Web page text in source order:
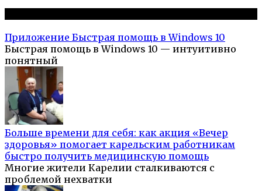
Приложение Быстрая помощь в Windows 10
Быстрая помощь в Windows 10 — интуитивно
понятный
Больше времени для себя: как акция «Вечер
здоровья» помогает карельским работникам
быстро получить медицинскую помощь
Многие жители Карелии сталкиваются с
проблемой нехватки